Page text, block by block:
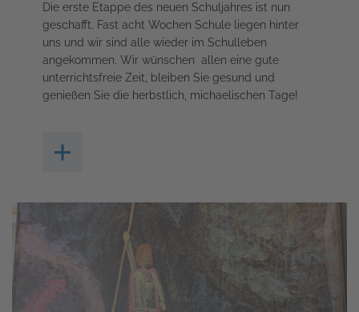
Die erste Etappe des neuen Schuljahres ist nun
geschafft. Fast acht Wochen Schule liegen hinter
uns und wir sind alle wieder im Schulleben
angekommen. Wir wünschen allen eine gute
unterrichtsfreie Zeit, bleiben Sie gesund und
genießen Sie die herbstlich, michaelischen Tage!